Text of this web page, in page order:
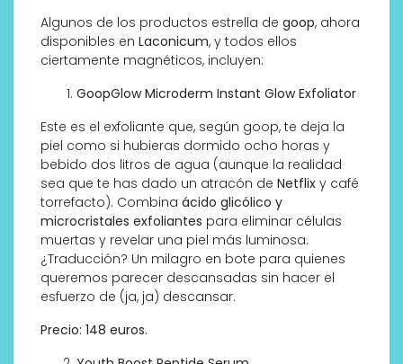
Algunos de los productos estrella de goop, ahora
disponibles en Laconicum, y todos ellos
ciertamente magnéticos, incluyen:
GoopGlow Microderm Instant Glow Exfoliator
Este es el exfoliante que, según goop, te deja la
piel como si hubieras dormido ocho horas y
bebido dos litros de agua (aunque la realidad
sea que te has dado un atracón de Netflix y café
torrefacto). Combina ácido glicólico y
microcristales exfoliantes para eliminar células
muertas y revelar una piel más luminosa.
¿Traducción? Un milagro en bote para quienes
queremos parecer descansadas sin hacer el
esfuerzo de (ja, ja) descansar.
Precio: 148 euros.